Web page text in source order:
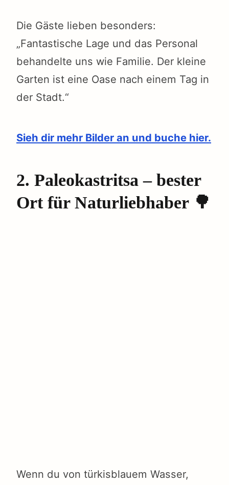
Die Gäste lieben besonders:
„Fantastische Lage und das Personal
behandelte uns wie Familie. Der kleine
Garten ist eine Oase nach einem Tag in
der Stadt.“
Sieh dir mehr Bilder an und buche hier.
2. Paleokastritsa – bester
Ort für Naturliebhaber 🌳
Wenn du von türkisblauem Wasser,